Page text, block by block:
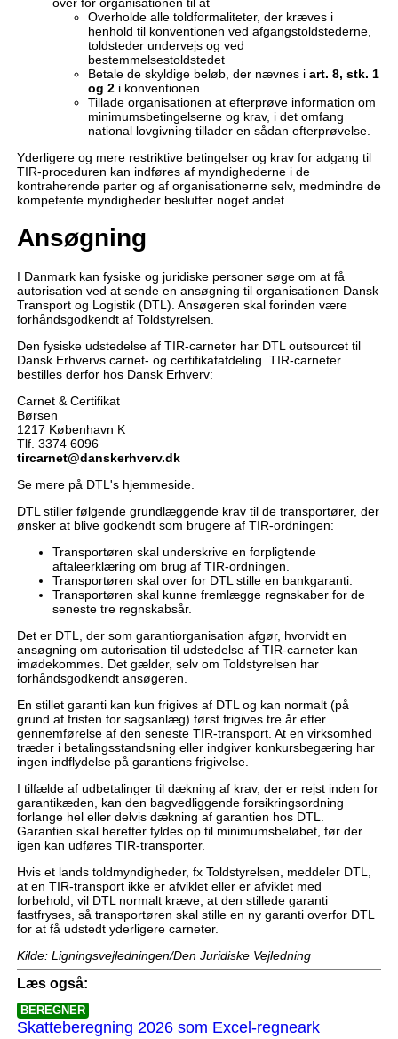
Overholde alle toldformaliteter, der kræves i
henhold til konventionen ved afgangstoldstederne,
toldsteder undervejs og ved
bestemmelsestoldstedet
Betale de skyldige beløb, der nævnes i art. 8, stk. 1
og 2i konventionen
Tillade organisationen at efterprøve information om
minimumsbetingelserne og krav, i det omfang
national lovgivning tillader en sådan efterprøvelse.
Yderligere og mere restriktive betingelser og krav for adgang til
TIR-proceduren kan indføres af myndighederne i de
kontraherende parter og af organisationerne selv, medmindre de
kompetente myndigheder beslutter noget andet.
Ansøgning
I Danmark kan fysiske og juridiske personer søge om at få
autorisation ved at sende en ansøgning til organisationen Dansk
Transport og Logistik (DTL). Ansøgeren skal forinden være
forhåndsgodkendt af Toldstyrelsen.
Den fysiske udstedelse af TIR-carneter har DTL outsourcet til
Dansk Erhvervs carnet- og certifikatafdeling. TIR-carneter
bestilles derfor hos Dansk Erhverv:
Carnet & Certifikat
Børsen
1217 København K
Tlf. 3374 6096
tircarnet@danskerhverv.dk
Se mere på DTL's hjemmeside.
DTL stiller følgende grundlæggende krav til de transportører, der
ønsker at blive godkendt som brugere af TIR-ordningen:
Transportøren skal underskrive en forpligtende
aftaleerklæring om brug af TIR-ordningen.
Transportøren skal over for DTL stille en bankgaranti.
Transportøren skal kunne fremlægge regnskaber for de
seneste tre regnskabsår.
Det er DTL, der som garantiorganisation afgør, hvorvidt en
ansøgning om autorisation til udstedelse af TIR-carneter kan
imødekommes. Det gælder, selv om Toldstyrelsen har
forhåndsgodkendt ansøgeren.
En stillet garanti kan kun frigives af DTL og kan normalt (på
grund af fristen for sagsanlæg) først frigives tre år efter
gennemførelse af den seneste TIR-transport. At en virksomhed
træder i betalingsstandsning eller indgiver konkursbegæring har
ingen indflydelse på garantiens frigivelse.
I tilfælde af udbetalinger til dækning af krav, der er rejst inden for
garantikæden, kan den bagvedliggende forsikringsordning
forlange hel eller delvis dækning af garantien hos DTL.
Garantien skal herefter fyldes op til minimumsbeløbet, før der
igen kan udføres TIR-transporter.
Hvis et lands toldmyndigheder, fx Toldstyrelsen, meddeler DTL,
at en TIR-transport ikke er afviklet eller er afviklet med
forbehold, vil DTL normalt kræve, at den stillede garanti
fastfryses, så transportøren skal stille en ny garanti overfor DTL
for at få udstedt yderligere carneter.
Kilde: Ligningsvejledningen/Den Juridiske Vejledning
Læs også:
BEREGNER
Skatteberegning 2026 som Excel-regneark